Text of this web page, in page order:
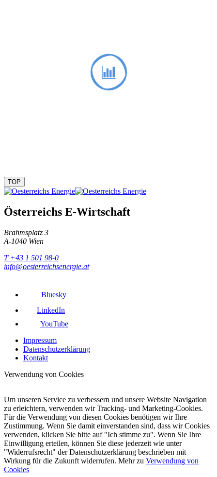
TOP
Österreichs E-Wirtschaft
Brahmsplatz 3
A-1040 Wien
T +43 1 501 98-0
info@oesterreichsenergie.at
Bluesky
LinkedIn
YouTube
Impressum
Datenschutzerklärung
Kontakt
Verwendung von Cookies
Um unseren Service zu verbessern und unsere Website Navigation
zu erleichtern, verwenden wir Tracking- und Marketing-Cookies.
Für die Verwendung von diesen Cookies benötigen wir Ihre
Zustimmung. Wenn Sie damit einverstanden sind, dass wir Cookies
verwenden, klicken Sie bitte auf "Ich stimme zu". Wenn Sie Ihre
Einwilligung erteilen, können Sie diese jederzeit wie unter
"Widerrufsrecht" der Datenschutzerklärung beschrieben mit
Wirkung für die Zukunft widerrufen. Mehr zu Verwendung von
Cookies